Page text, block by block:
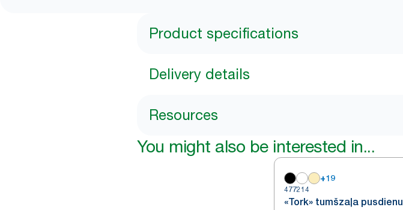
Product specifications
Delivery details
Resources
You might also be interested in...
+19
477214
«Tork» tumšzaļa pusdienu